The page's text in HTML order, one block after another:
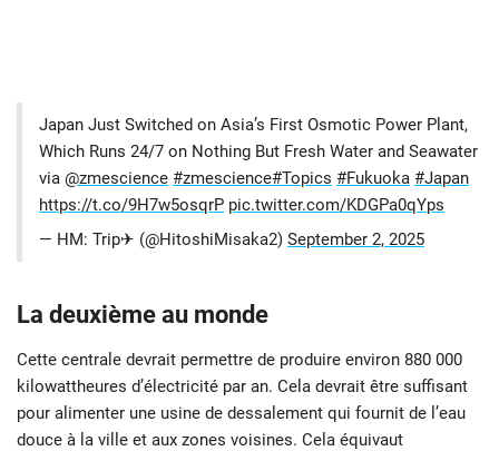
Japan Just Switched on Asia’s First Osmotic Power Plant,
Which Runs 24/7 on Nothing But Fresh Water and Seawater
via @zmescience #zmescience#Topics #Fukuoka #Japan
https://t.co/9H7w5osqrP pic.twitter.com/KDGPa0qYps
— HM: Trip✈ (@HitoshiMisaka2) September 2, 2025
La deuxième au monde
Cette centrale devrait permettre de produire environ 880 000
kilowattheures d’électricité par an. Cela devrait être suffisant
pour alimenter une usine de dessalement qui fournit de l’eau
douce à la ville et aux zones voisines. Cela équivaut